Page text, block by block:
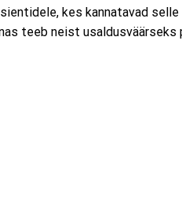
kes kannatavad selle
teeb neist